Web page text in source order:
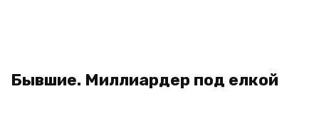
Бывшие. Миллиардер под елкой